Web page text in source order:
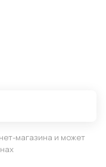
магазина и может